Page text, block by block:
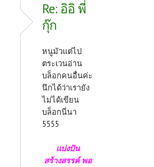
Re: อิอิ พี่
กุ๊ก
หนูมัวแต่ไป
ตระเวนอ่าน
บล็อกคนอื่นค่ะ
นึกได้ว่าเรายัง
ไม่ได้เขียน
บล็อกนี่นา
5555
แบ่งปัน
สร้างสรรค์ พอ